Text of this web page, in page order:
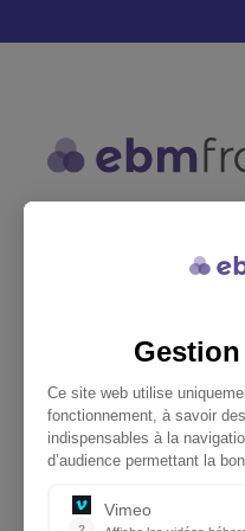
connaissances
adaptée à la pratique